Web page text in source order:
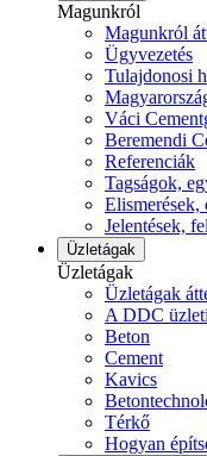
Magunkról
Magunkról
Ügyvezetés
Tulajdonosi
Váci
Beremendi
Referenciák
Tagságok,
Elismerések,
Jelentések,
Üzletágak
Üzletágak
Üzletágak
A DDC
Beton
Cement
Kavics
Térkő
Hogyan